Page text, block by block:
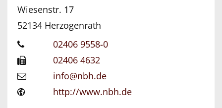
Wiesenstr. 17
52134 Herzogenrath
02406 9558-0
02406 4632
info@nbh.de
http://www.nbh.de